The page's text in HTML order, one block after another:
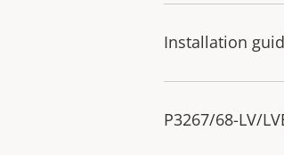
Installation
P3267/68-LV/